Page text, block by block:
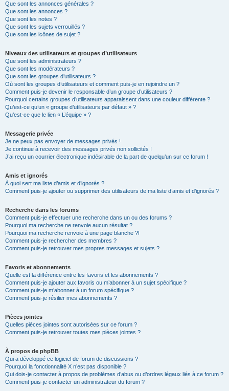
Que sont les annonces générales ?
Que sont les annonces ?
Que sont les notes ?
Que sont les sujets verrouillés ?
Que sont les icônes de sujet ?
Niveaux des utilisateurs et groupes d’utilisateurs
Que sont les administrateurs ?
Que sont les modérateurs ?
Que sont les groupes d’utilisateurs ?
Où sont les groupes d’utilisateurs et comment puis-je en rejoindre un ?
Comment puis-je devenir le responsable d’un groupe d’utilisateurs ?
Pourquoi certains groupes d’utilisateurs apparaissent dans une couleur différente ?
Qu’est-ce qu’un « groupe d’utilisateurs par défaut » ?
Qu’est-ce que le lien « L’équipe » ?
Messagerie privée
Je ne peux pas envoyer de messages privés !
Je continue à recevoir des messages privés non sollicités !
J’ai reçu un courrier électronique indésirable de la part de quelqu’un sur ce forum !
Amis et ignorés
À quoi sert ma liste d’amis et d’ignorés ?
Comment puis-je ajouter ou supprimer des utilisateurs de ma liste d’amis et d’ignorés ?
Recherche dans les forums
Comment puis-je effectuer une recherche dans un ou des forums ?
Pourquoi ma recherche ne renvoie aucun résultat ?
Pourquoi ma recherche renvoie à une page blanche ?!
Comment puis-je rechercher des membres ?
Comment puis-je retrouver mes propres messages et sujets ?
Favoris et abonnements
Quelle est la différence entre les favoris et les abonnements ?
Comment puis-je ajouter aux favoris ou m’abonner à un sujet spécifique ?
Comment puis-je m’abonner à un forum spécifique ?
Comment puis-je résilier mes abonnements ?
Pièces jointes
Quelles pièces jointes sont autorisées sur ce forum ?
Comment puis-je retrouver toutes mes pièces jointes ?
À propos de phpBB
Qui a développé ce logiciel de forum de discussions ?
Pourquoi la fonctionnalité X n’est pas disponible ?
Qui dois-je contacter à propos de problèmes d’abus ou d’ordres légaux liés à ce forum ?
Comment puis-je contacter un administrateur du forum ?